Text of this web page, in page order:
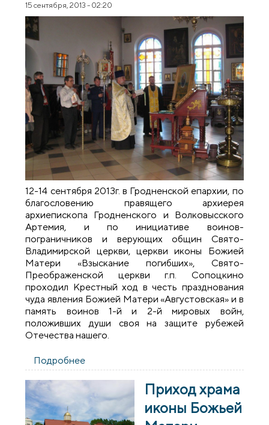
15 сентября, 2013 - 02:20
12-14 сентября 2013г. в Гродненской епархии, по
благословению правящего архиерея
архиепископа Гродненского и Волковысского
Артемия, и по инициативе воинов-
пограничников и верующих общин Свято-
Владимирской церкви, церкви иконы Божией
Матери «Взыскание погибших», Свято-
Преображенской церкви г.п. Сопоцкино
проходил Крестный ход в честь празднования
чуда явления Божией Матери «Августовская» и в
память воинов 1-й и 2-й мировых войн,
положивших души своя на защите рубежей
Отечества нашего.
Подробнее
чуда явления Божией Матери
«Августовская» и в память воинов 1-й и 2-
й мировых войнПриход храма
иконы Божьей